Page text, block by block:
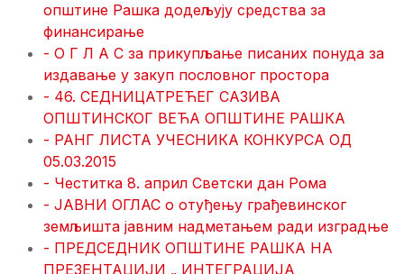
општине Рашка додељују средства за
финансирање
- О Г Л А С за прикупљање писаних понуда за
издавање у закуп пословног простора
- 46. СЕДНИЦАТРЕЋЕГ САЗИВА
ОПШТИНСКОГ ВЕЋА ОПШТИНЕ РАШКА
- РАНГ ЛИСТА УЧЕСНИКА КОНКУРСА ОД
05.03.2015
- Честитка 8. април Светски дан Рома
- ЈАВНИ ОГЛАС о отуђењу грађевинског
земљишта јавним надметањем ради изградње
- ПРЕДСЕДНИК ОПШТИНЕ РАШКА НА
ПРЕЗЕНТАЦИЈИ „ ИНТЕГРАЦИЈА